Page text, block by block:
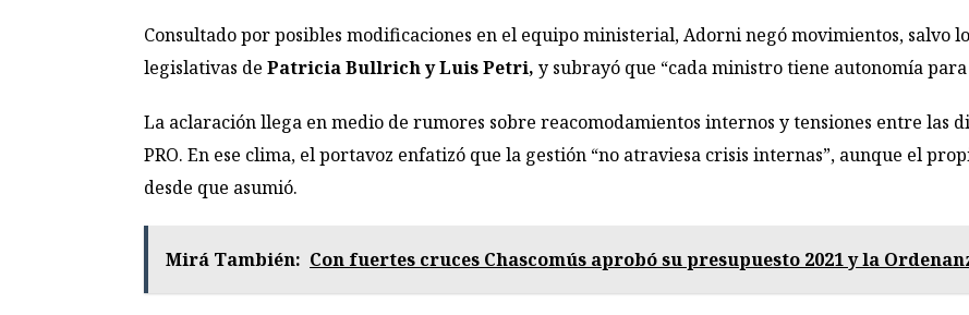
Consultado por posibles modificaciones en el equipo ministerial, Adorni negó movimientos, salvo
legislativas de Patricia Bullrich y Luis Petri, y subrayó que “cada ministro tiene autonomía
La aclaración llega en medio de rumores sobre reacomodamientos internos y tensiones entre las
PRO. En ese clima, el portavoz enfatizó que la gestión “no atraviesa crisis internas”, aunque el
desde que asumió.
Mirá También: Con fuertes cruces Chascomús aprobó su presupuesto 2021 y la